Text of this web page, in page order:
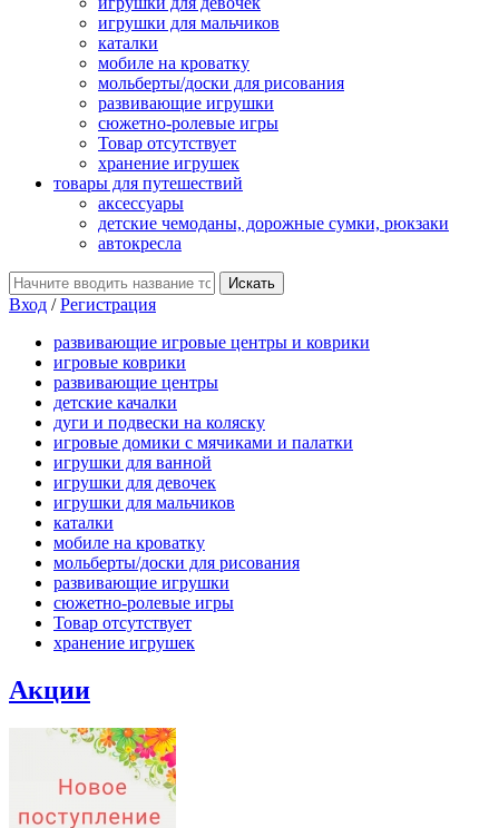
игрушки для мальчиков
каталки
мобиле на кроватку
мольберты/доски для рисования
развивающие игрушки
сюжетно-ролевые игры
Товар отсутствует
хранение игрушек
товары для путешествий
аксессуары
детские чемоданы, дорожные сумки, рюкзаки
автокресла
Вход /Регистрация
развивающие игровые центры и коврики
игровые коврики
развивающие центры
детские качалки
дуги и подвески на коляску
игровые домики с мячиками и палатки
игрушки для ванной
игрушки для девочек
игрушки для мальчиков
каталки
мобиле на кроватку
мольберты/доски для рисования
развивающие игрушки
сюжетно-ролевые игры
Товар отсутствует
хранение игрушек
Акции